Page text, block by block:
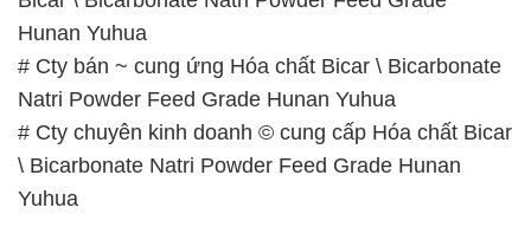
\ Bicarbonate Natri Powder Feed Grade Hunan
Yuhua
📞PHÒNG KINH DOANH – CÔNG TY HÓA CHẤT
ĐẮC TRƯỜNG PHÁT🌐
🌐 Website: https://stmp.net/